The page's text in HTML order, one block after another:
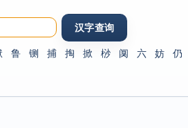
鲁 铡 捕 掏 掀 桫 阒 六 妨 仍